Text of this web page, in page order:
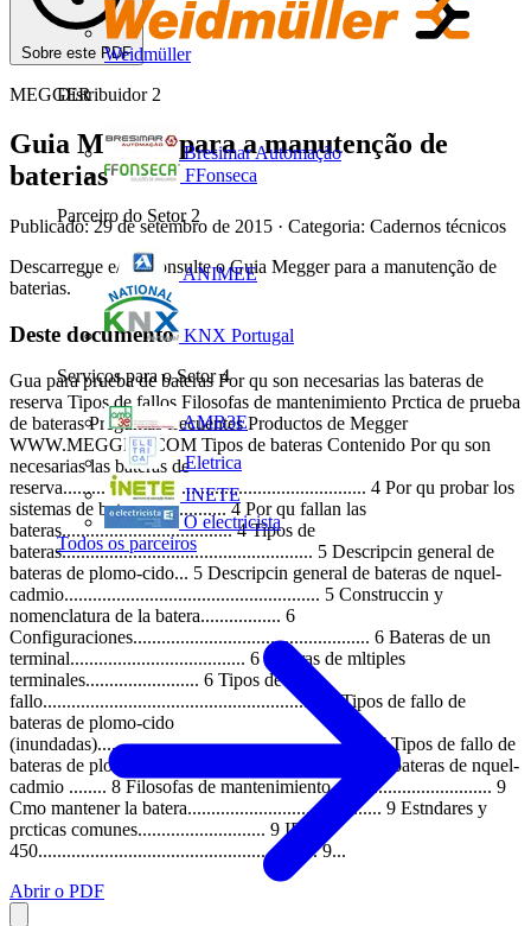
Weidmüller
Distribuidor 2
Bresimar Automação
FFonseca
Parceiro do Setor 2
ANIMEE
KNX Portugal
Serviços para o Setor 4
AMB3E
Eletrica
INETE
O electricista
Todos os parceiros
Sobre este PDF
MEGGER
Guia Megger para a manutenção de
baterias
Publicado: 29 de setembro de 2015 · Categoria: Cadernos técnicos
Descarregue e/ ou consulte o Guia Megger para a manutenção de
baterias.
Deste documento
Gua para prueba de bateras Por qu son necesarias las bateras de
reserva Tipos de fallos Filosofas de mantenimiento Prctica de prueba
de bateras Preguntas frecuentes Productos de Megger
WWW.MEGGER.COM Tipos de bateras Contenido Por qu son
necesarias las bateras de
reserva................................................................ 4 Por qu probar los
sistemas de bateras................ 4 Por qu fallan las
bateras.................................... 4 Tipos de
bateras..................................................... 5 Descripcin general de
bateras de plomo-cido... 5 Descripcin general de bateras de nquel-
cadmio...................................................... 5 Construccin y
nomenclatura de la batera................. 6
Configuraciones.................................................. 6 Bateras de un
terminal..................................... 6 Bateras de mltiples
terminales........................ 6 Tipos de
fallo........................................................... 7 Tipos de fallo de
bateras de plomo-cido
(inundadas).......................................................... 7 Tipos de fallo de
bateras de plomo-cido (VRLA).7 Tipos de fallo de bateras de nquel-
cadmio ........ 8 Filosofas de mantenimiento.................................. 9
Cmo mantener la batera......................................... 9 Estndares y
prcticas comunes........................... 9 IEEE
450........................................................... 9...
Abrir o PDF